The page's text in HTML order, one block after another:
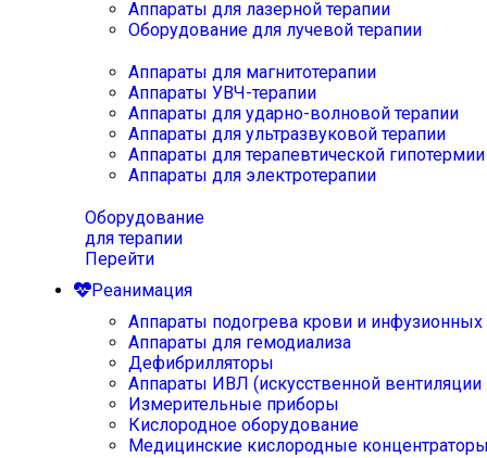
Аппараты для лазерной терапии
Оборудование для лучевой терапии
Аппараты для магнитотерапии
Аппараты УВЧ-терапии
Аппараты для ударно-волновой терапии
Аппараты для ультразвуковой терапии
Аппараты для терапевтической
Аппараты для электротерапии
Оборудование
для терапии
Перейти
Реанимация
Аппараты подогрева крови и инфузионных
Аппараты для гемодиализа
Дефибрилляторы
Аппараты ИВЛ (искусственной вентиляции
Измерительные приборы
Кислородное оборудование
Медицинские кислородные